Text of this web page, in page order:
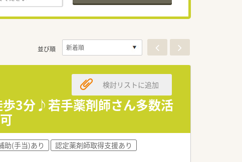
並び順
歩3分♪若手薬剤師さん多数活
検討リストに追加
助(手当)あり
認定薬剤師取得支援あり